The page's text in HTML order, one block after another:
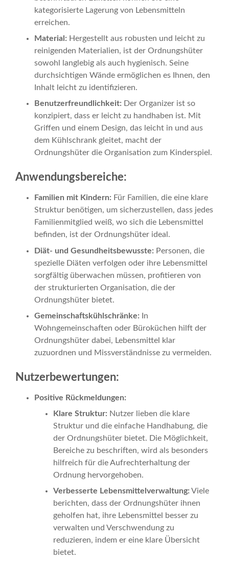
kategorisierte Lagerung von Lebensmitteln
erreichen.
Material: Hergestellt aus robusten und leicht zu
reinigenden Materialien, ist der Ordnungshüter
sowohl langlebig als auch hygienisch. Seine
durchsichtigen Wände ermöglichen es Ihnen, den
Inhalt leicht zu identifizieren.
Benutzerfreundlichkeit: Der Organizer ist so
konzipiert, dass er leicht zu handhaben ist. Mit
Griffen und einem Design, das leicht in und aus
dem Kühlschrank gleitet, macht der
Ordnungshüter die Organisation zum Kinderspiel.
Anwendungsbereiche:
Familien mit Kindern: Für Familien, die eine klare
Struktur benötigen, um sicherzustellen, dass jedes
Familienmitglied weiß, wo sich die Lebensmittel
befinden, ist der Ordnungshüter ideal.
Diät- und Gesundheitsbewusste: Personen, die
spezielle Diäten verfolgen oder ihre Lebensmittel
sorgfältig überwachen müssen, profitieren von
der strukturierten Organisation, die der
Ordnungshüter bietet.
Gemeinschaftskühlschränke: In
Wohngemeinschaften oder Büroküchen hilft der
Ordnungshüter dabei, Lebensmittel klar
zuzuordnen und Missverständnisse zu vermeiden.
Nutzerbewertungen:
Positive Rückmeldungen:
Klare Struktur: Nutzer lieben die klare
Struktur und die einfache Handhabung, die
der Ordnungshüter bietet. Die Möglichkeit,
Bereiche zu beschriften, wird als besonders
hilfreich für die Aufrechterhaltung der
Ordnung hervorgehoben.
Verbesserte Lebensmittelverwaltung: Viele
berichten, dass der Ordnungshüter ihnen
geholfen hat, ihre Lebensmittel besser zu
verwalten und Verschwendung zu
reduzieren, indem er eine klare Übersicht
bietet.